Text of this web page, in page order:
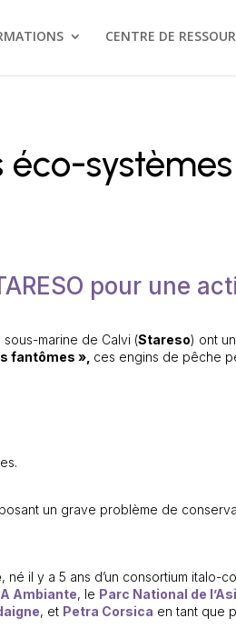
CENTRE DE
pour une
marine de Calvi (Stareso) ont
fantômes », ces engins de pêche
un grave problème de
, né il y a 5 ans d’un consortium italo-
Ambiante, le Parc National de
, et Petra Corsica en tant que